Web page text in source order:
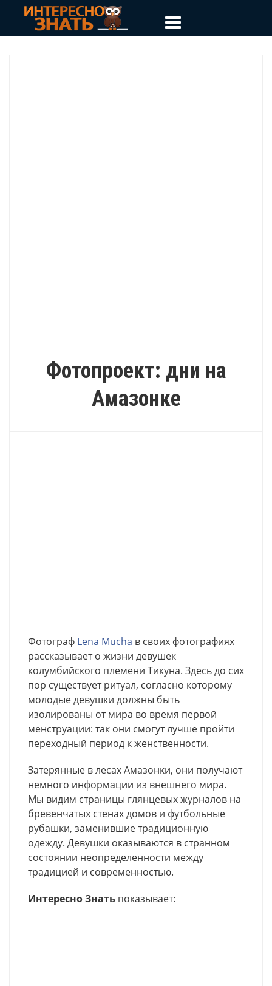
Фотопроект: дни на
Амазонке
Фотограф Lena Mucha в своих фотографиях
рассказывает о жизни девушек
колумбийского племени Тикуна. Здесь до сих
пор существует ритуал, согласно которому
молодые девушки должны быть
изолированы от мира во время первой
менструации: так они смогут лучше пройти
переходный период к женственности.
Затерянные в лесах Амазонки, они получают
немного информации из внешнего мира.
Мы видим страницы глянцевых журналов на
бревенчатых стенах домов и футбольные
рубашки, заменившие традиционную
одежду. Девушки оказываются в странном
состоянии неопределенности между
традицией и современностью.
Интересно Знать показывает: